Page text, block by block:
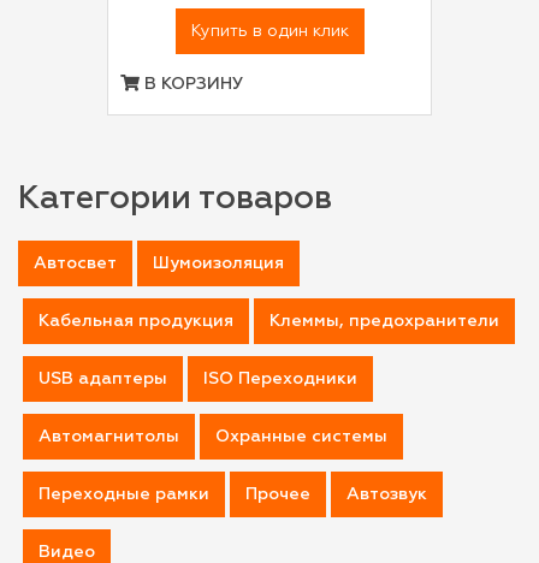
Купить в один клик
В КОРЗИНУ
Категории товаров
Автосвет Шумоизоляция
Кабельная продукция Клеммы, предохранители
USB адаптеры ISO Переходники
Автомагнитолы Охранные системы
Переходные рамки Прочее Автозвук
Видео